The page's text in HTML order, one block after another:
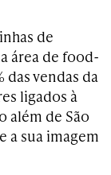
de
área de food-
das vendas da
ligados à
além de São
a sua imagem